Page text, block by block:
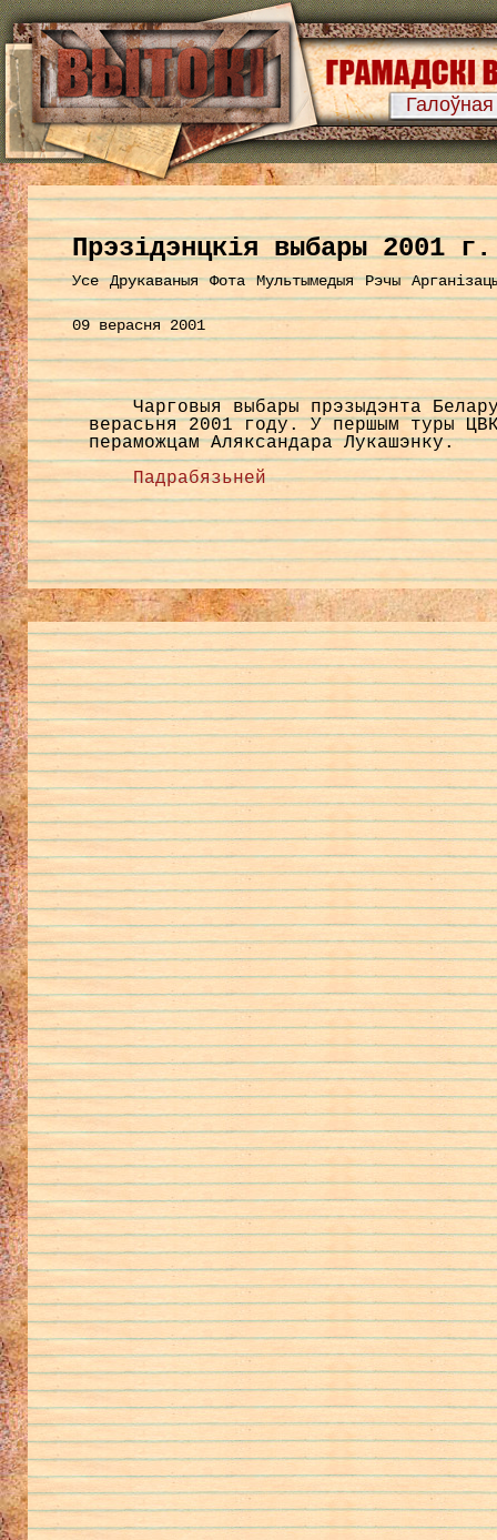
Галоўная
Прэзідэнцкія выбары 2001 г.
Усе Друкаваныя Фота Мультымедыя Рэчы
09 верасня 2001
Чарговыя выбары прэзыдэнта
верасьня 2001 году. У першым туры
пераможцам Аляксандара Лукашэнку.
Падрабязьней